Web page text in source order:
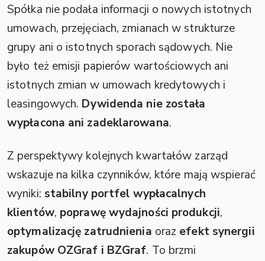
Spółka nie podała informacji o nowych istotnych
umowach, przejęciach, zmianach w strukturze
grupy ani o istotnych sporach sądowych. Nie
było też emisji papierów wartościowych ani
istotnych zmian w umowach kredytowych i
leasingowych. Dywidenda nie została
wypłacona ani zadeklarowana.
Z perspektywy kolejnych kwartałów zarząd
wskazuje na kilka czynników, które mają wspierać
wyniki: stabilny portfel wypłacalnych
klientów, poprawę wydajności produkcji,
optymalizację zatrudnienia oraz efekt synergii
zakupów OZGraf i BZGraf. To brzmi